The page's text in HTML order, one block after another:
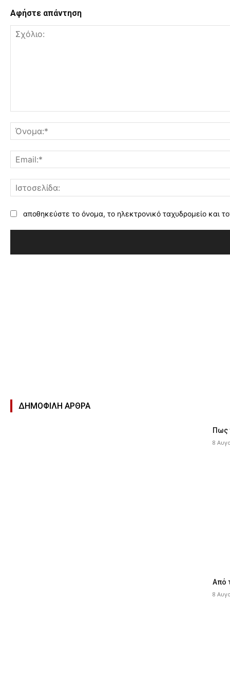
Αφήστε απάντηση
αποθηκεύστε το όνομα, το ηλεκτρονικό ταχυδρομείο και
ΔΗΜΟΦΙΛΉ ΑΡΘΡΑ
Πως
8
Από
8